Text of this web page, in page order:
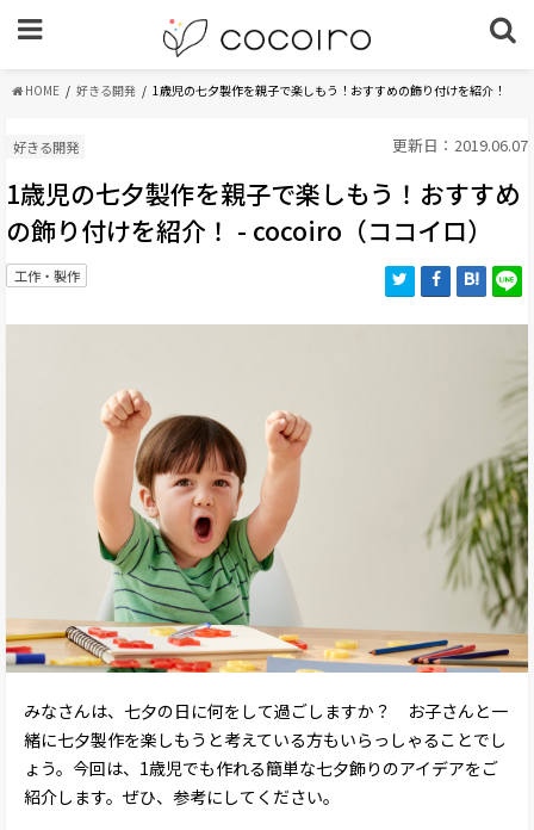
HOME 好きる開発 1歳児の七夕製作を親子で楽しもう！おすすめの飾り付けを紹介！
好きる開発 更新日：2019.06.07
1歳児の七夕製作を親子で楽しもう！おすすめ
の飾り付けを紹介！ - cocoiro（ココイロ）
工作・製作
みなさんは、七夕の日に何をして過ごしますか？ お子さんと一
緒に七夕製作を楽しもうと考えている方もいらっしゃることでし
ょう。今回は、1歳児でも作れる簡単な七夕飾りのアイデアをご
紹介します。ぜひ、参考にしてください。